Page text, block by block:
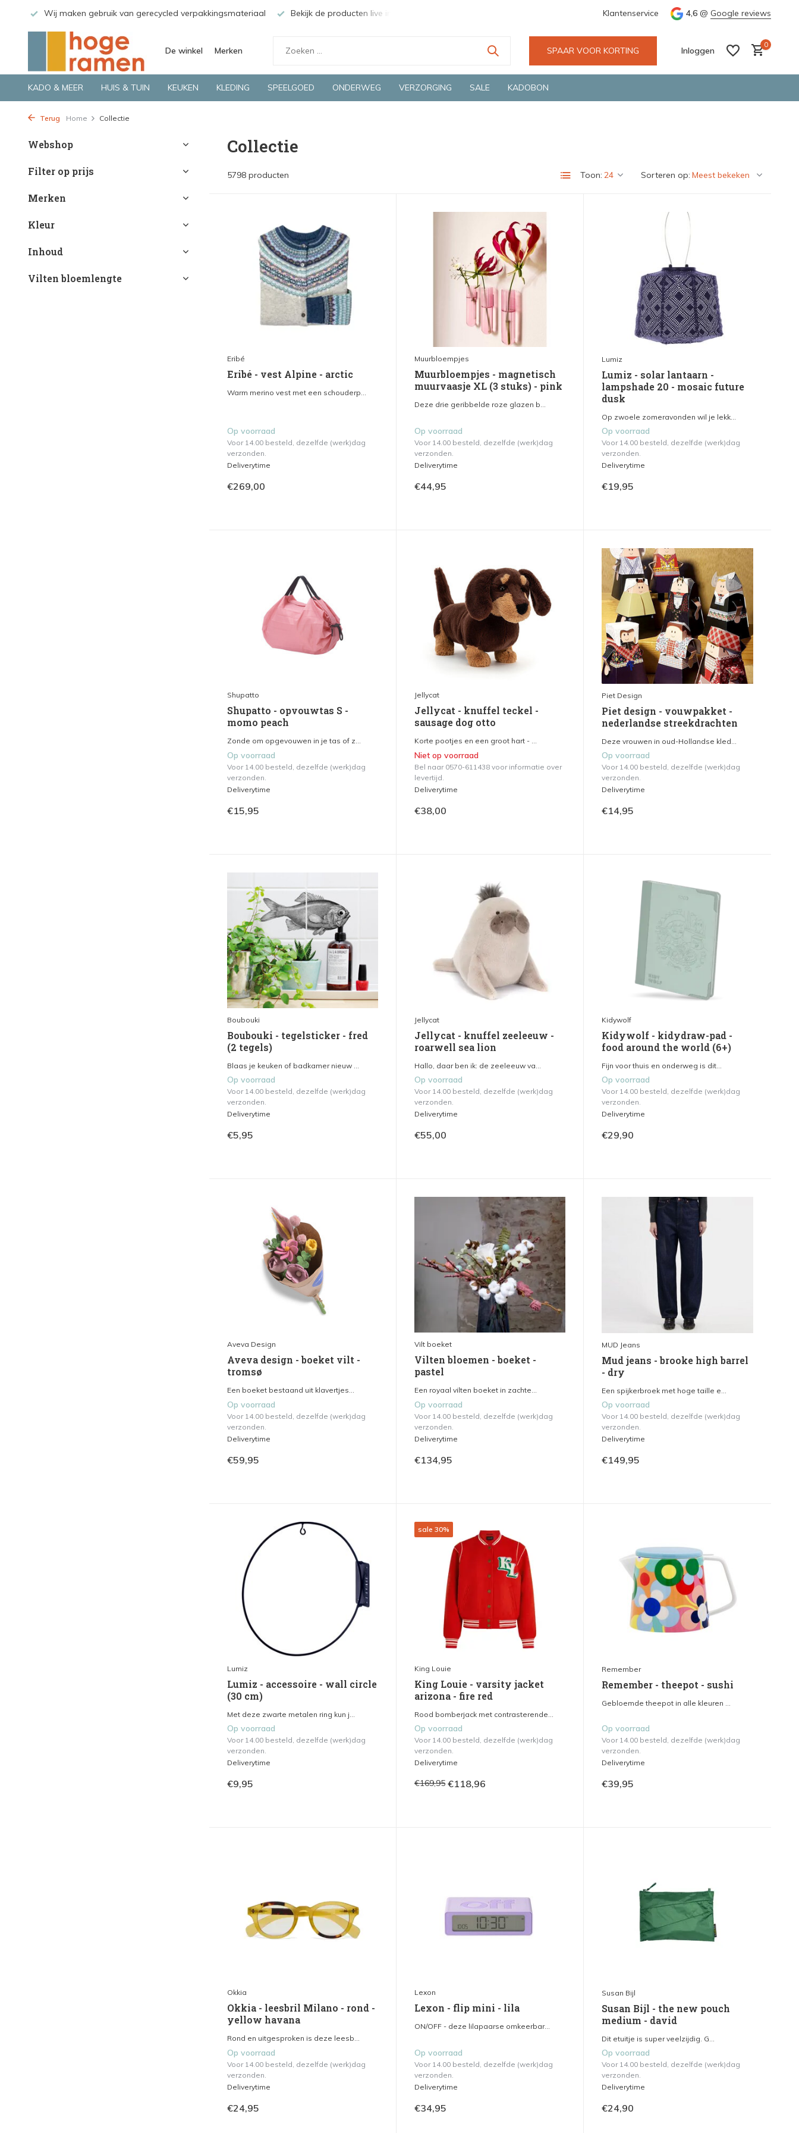
Bekijk de producten live in onze winkel in Deventer Groene en snelle bezorging door o.a. Fietskoerier en GLS. Wij maken gebruik van gerecycled verpakkingsmateriaal
Klantenservice 4,6 @ Google reviews
De winkel Merken SPAAR VOOR KORTING Inloggen
0
KADO & MEER HUIS & TUIN KEUKEN KLEDING SPEELGOED ONDERWEG VERZORGING SALE KADOBON
Terug Home Collectie
Webshop
Filter op prijs
Merken
Kleur
Inhoud
Vilten bloemlengte
Collectie
5798 producten Toon: Sorteren op:
Eribé
Eribé - vest Alpine - arctic
Warm merino vest met een schouderp...
Op voorraad
Voor 14.00 besteld, dezelfde (werk)dag
verzonden.
Deliverytime
€269,00
Muurbloempjes
Muurbloempjes - magnetisch
muurvaasje XL (3 stuks) - pink
Deze drie geribbelde roze glazen b...
Op voorraad
Voor 14.00 besteld, dezelfde (werk)dag
verzonden.
Deliverytime
€44,95
Lumiz
Lumiz - solar lantaarn -
lampshade 20 - mosaic future
dusk
Op zwoele zomeravonden wil je lekk...
Op voorraad
Voor 14.00 besteld, dezelfde (werk)dag
verzonden.
Deliverytime
€19,95
Shupatto
Shupatto - opvouwtas S -
momo peach
Zonde om opgevouwen in je tas of z...
Op voorraad
Voor 14.00 besteld, dezelfde (werk)dag
verzonden.
Deliverytime
€15,95
Jellycat
Jellycat - knuffel teckel -
sausage dog otto
Korte pootjes en een groot hart - ...
Niet op voorraad
Bel naar 0570-611438 voor informatie over
levertijd.
Deliverytime
€38,00
Piet Design
Piet design - vouwpakket -
nederlandse streekdrachten
Deze vrouwen in oud-Hollandse kled...
Op voorraad
Voor 14.00 besteld, dezelfde (werk)dag
verzonden.
Deliverytime
€14,95
Boubouki
Boubouki - tegelsticker - fred
(2 tegels)
Blaas je keuken of badkamer nieuw ...
Op voorraad
Voor 14.00 besteld, dezelfde (werk)dag
verzonden.
Deliverytime
€5,95
Jellycat
Jellycat - knuffel zeeleeuw -
roarwell sea lion
Hallo, daar ben ik: de zeeleeuw va...
Op voorraad
Voor 14.00 besteld, dezelfde (werk)dag
verzonden.
Deliverytime
€55,00
Kidywolf
Kidywolf - kidydraw-pad -
food around the world (6+)
Fijn voor thuis en onderweg is dit...
Op voorraad
Voor 14.00 besteld, dezelfde (werk)dag
verzonden.
Deliverytime
€29,90
Aveva Design
Aveva design - boeket vilt -
tromsø
Een boeket bestaand uit klavertjes...
Op voorraad
Voor 14.00 besteld, dezelfde (werk)dag
verzonden.
Deliverytime
€59,95
Vilt boeket
Vilten bloemen - boeket -
pastel
Een royaal vilten boeket in zachte...
Op voorraad
Voor 14.00 besteld, dezelfde (werk)dag
verzonden.
Deliverytime
€134,95
MUD Jeans
Mud jeans - brooke high barrel
- dry
Een spijkerbroek met hoge taille e...
Op voorraad
Voor 14.00 besteld, dezelfde (werk)dag
verzonden.
Deliverytime
€149,95
Lumiz
Lumiz - accessoire - wall circle
(30 cm)
Met deze zwarte metalen ring kun j...
Op voorraad
Voor 14.00 besteld, dezelfde (werk)dag
verzonden.
Deliverytime
€9,95
sale 30%
King Louie
King Louie - varsity jacket
arizona - fire red
Rood bomberjack met contrasterende...
Op voorraad
Voor 14.00 besteld, dezelfde (werk)dag
verzonden.
Deliverytime
€169,95 €118,96
Remember
Remember - theepot - sushi
Gebloemde theepot in alle kleuren ...
Op voorraad
Voor 14.00 besteld, dezelfde (werk)dag
verzonden.
Deliverytime
€39,95
Okkia
Okkia - leesbril Milano - rond -
yellow havana
Rond en uitgesproken is deze leesb...
Op voorraad
Voor 14.00 besteld, dezelfde (werk)dag
verzonden.
Deliverytime
€24,95
Lexon
Lexon - flip mini - lila
ON/OFF - deze lilapaarse omkeerbar...
Op voorraad
Voor 14.00 besteld, dezelfde (werk)dag
verzonden.
Deliverytime
€34,95
Susan Bijl
Susan Bijl - the new pouch
medium - david
Dit etuitje is super veelzijdig. G...
Op voorraad
Voor 14.00 besteld, dezelfde (werk)dag
verzonden.
Deliverytime
€24,90